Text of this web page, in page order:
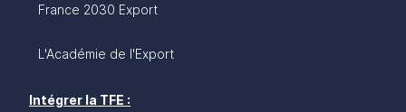
France 2030 Export
L'Académie de l'Export
Intégrer la TFE :